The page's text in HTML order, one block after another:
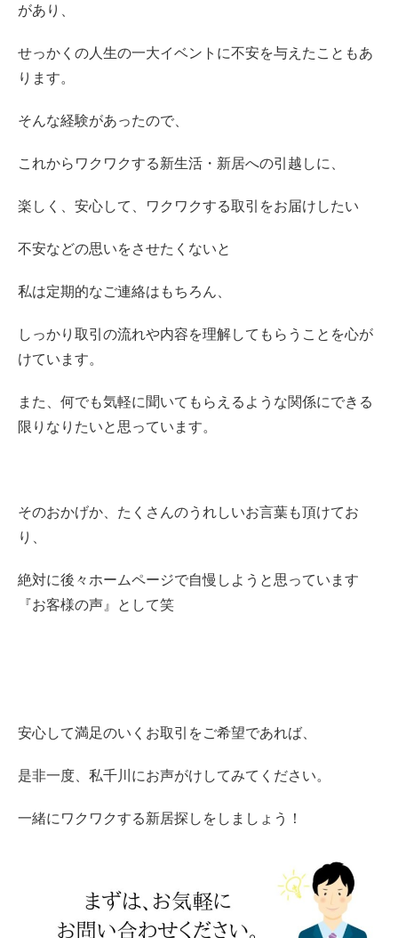
があり、
せっかくの人生の一大イベントに不安を与えたこともあ
ります。
そんな経験があったので、
これからワクワクする新生活・新居への引越しに、
楽しく、安心して、ワクワクする取引をお届けしたい
不安などの思いをさせたくないと
私は定期的なご連絡はもちろん、
しっかり取引の流れや内容を理解してもらうことを心が
けています。
また、何でも気軽に聞いてもらえるような関係にできる
限りなりたいと思っています。
そのおかげか、たくさんのうれしいお言葉も頂けてお
り、
絶対に後々ホームページで自慢しようと思っています
『お客様の声』として笑
安心して満足のいくお取引をご希望であれば、
是非一度、私千川にお声がけしてみてください。
一緒にワクワクする新居探しをしましょう！